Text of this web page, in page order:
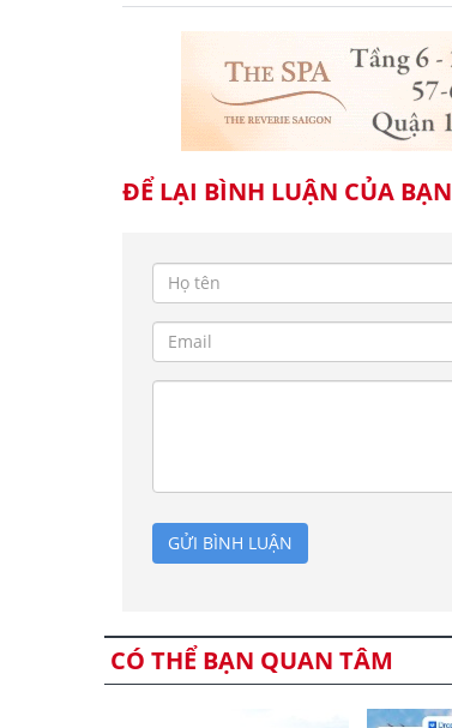
ĐỂ LẠI BÌNH LUẬN CỦA BẠN
GỬI BÌNH LUẬN
CÓ THỂ BẠN QUAN TÂM